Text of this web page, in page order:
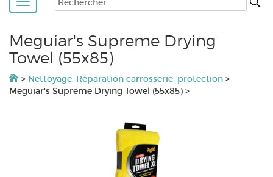
Meguiar's Supreme Drying
Towel (55x85)
> Nettoyage, Réparation carrosserie, protection >
Meguiar's Supreme Drying Towel (55x85) >